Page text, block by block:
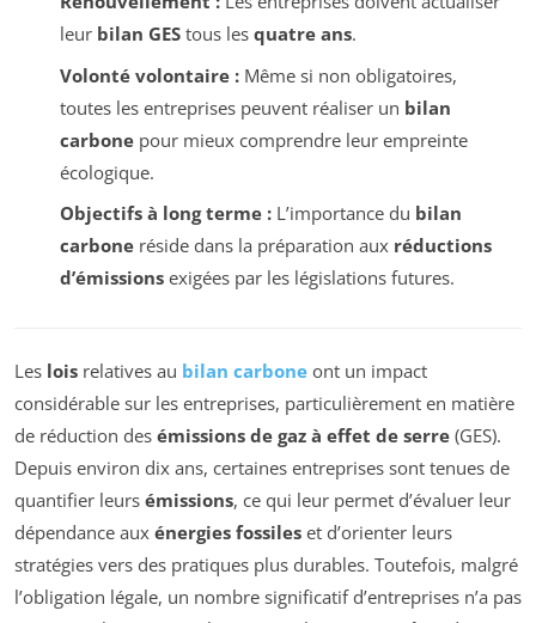
leur bilan GEStous les quatre ans.
Volonté volontaire :Même si non obligatoires,
toutes les entreprises peuvent réaliser un bilan
carbonepour mieux comprendre leur empreinte
écologique.
Objectifs à long terme :L’importance du bilan
carboneréside dans la préparation aux réductions
d’émissionsexigées par les législations futures.
Les lois relatives au bilan carbone ont un impact
considérable sur les entreprises, particulièrement en matière
de réduction des émissions de gaz à effet de serre (GES).
Depuis environ dix ans, certaines entreprises sont tenues de
quantifier leurs émissions, ce qui leur permet d’évaluer leur
dépendance aux énergies fossiles et d’orienter leurs
stratégies vers des pratiques plus durables. Toutefois, malgré
l’obligation légale, un nombre significatif d’entreprises n’a pas